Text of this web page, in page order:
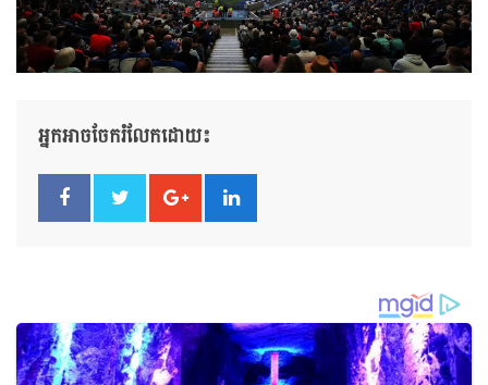
អ្នកអាចចែករំលែកដោយ៖